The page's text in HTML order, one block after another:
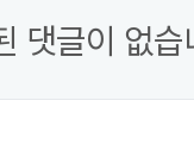
댓글이 없습